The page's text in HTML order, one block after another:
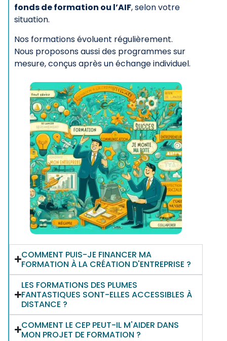
fonds de formation ou l’AIF, selon votre
situation.
Nos formations évoluent régulièrement.
Nous proposons aussi des programmes sur
mesure, conçus après un échange individuel.
COMMENT PUIS-JE FINANCER MA
FORMATION À LA CRÉATION D'ENTREPRISE ?
LES FORMATIONS DES PLUMES
FANTASTIQUES SONT-ELLES ACCESSIBLES À
DISTANCE ?
COMMENT LE CEP PEUT-IL M'AIDER DANS
MON PROJET DE FORMATION ?